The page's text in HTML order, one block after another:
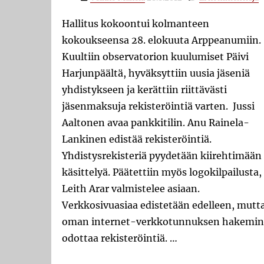
Hallitus kokoontui kolmanteen
kokoukseensa 28. elokuuta Arppeanumiin.
Kuultiin observatorion kuulumiset Päivi
Harjunpäältä, hyväksyttiin uusia jäseniä
yhdistykseen ja kerättiin riittävästi
jäsenmaksuja rekisteröintiä varten. Jussi
Aaltonen avaa pankkitilin. Anu Rainela-
Lankinen edistää rekisteröintiä.
Yhdistysrekisteriä pyydetään kiirehtimään
käsittelyä. Päätettiin myös logokilpailusta,
Leith Arar valmistelee asiaan.
Verkkosivuasiaa edistetään edelleen,
oman internet-verkkotunnuksen
odottaa rekisteröintiä. …